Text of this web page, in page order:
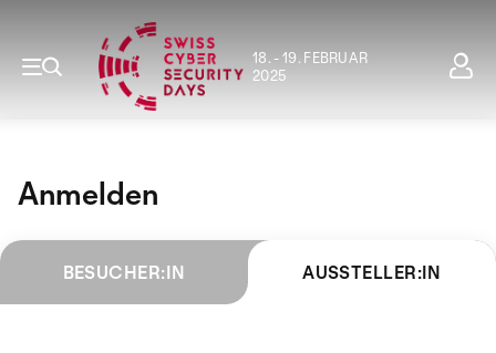
18. - 19. FEBRUAR
2025
Anmelden
BESUCHER:IN AUSSTELLER:IN